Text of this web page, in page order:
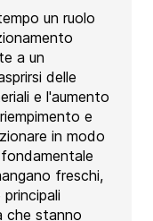
un ruolo
a un
delle
e l'aumento
e
in modo
freschi,
che stanno